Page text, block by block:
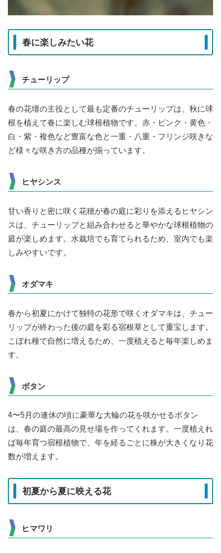
春に楽しみたい花
チューリップ
春の花壇の主役として最も定番のチューリップは、秋に球
根を植えて春に楽しむ球根植物です。赤・ピンク・黄色・
白・紫・複色など豊富な色と一重・八重・フリンジ咲きな
ど様々な咲き方の品種が揃っています。
ヒヤシンス
甘い香りと密に咲く花穂が春の庭に彩りを添えるヒヤシン
スは、チューリップと組み合わせると華やかな球根植物の
庭が楽しめます。水栽培でも育てられるため、室内でも楽
しみやすいです。
オダマキ
春から初夏にかけて独特の花形で咲くオダマキは、チュー
リップが終わった後の庭を彩る宿根草として重宝します。
こぼれ種で自然に増えるため、一度植えると毎年楽しめま
す。
ボタン
4〜5月の連休の頃に豪華な大輪の花を咲かせるボタン
は、春の庭の最高の見せ場を作ってくれます。一度植えれ
ば毎年育つ宿根植物で、年を経るごとに株が大きくなり花
数が増えます。
初夏から夏に映える花
ヒマワリ